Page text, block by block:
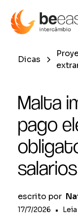
Dicas
Malta
pago
salarios
escrito por
17/7/2026 •